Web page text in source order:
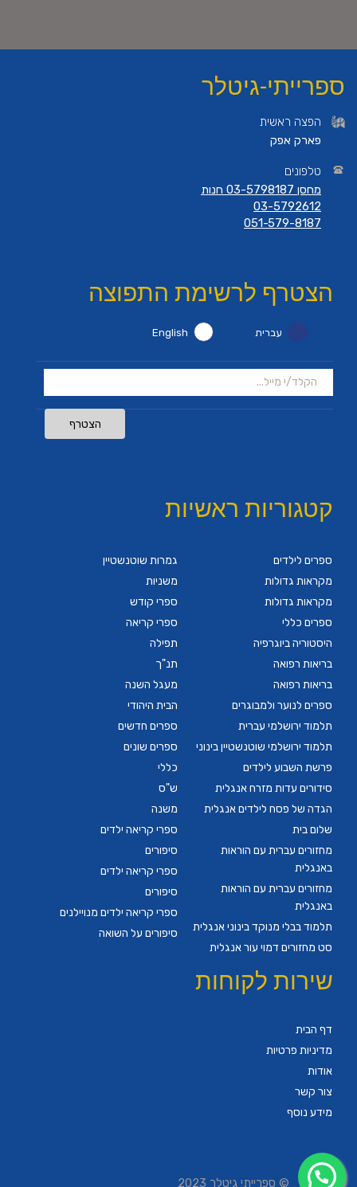
ספרייתי-גיטלר
הפצה ראשית
פארק אפק
טלפונים
מחסן 03-5798187 חנות
03-5792612
051-579-8187
הצטרף לרשימת התפוצה
עברית English
הצטרף
קטגוריות ראשיות
גמרות שוטנשטיין
משניות
ספרי קודש
ספרי קריאה
תפילה
תנ"ך
מעגל השנה
הבית היהודי
ספרים חדשים
ספרים שונים
כללי
ש"ס
משנה
ספרי קריאה ילדים
סיפורים
ספרי קריאה ילדים
סיפורים
ספרי קריאה ילדים מנויילנים
סיפורים על השואה
ספרים לילדים
מקראות גדולות
מקראות גדולות
ספרים כללי
היסטוריה ביוגרפיה
בריאות רפואה
בריאות רפואה
ספרים לנוער ולמבוגרים
תלמוד ירושלמי עברית
תלמוד ירושלמי שוטנשטיין בינוני
פרשת השבוע לילדים
סידורים עדות מזרח אנגלית
הגדה של פסח לילדים אנגלית
שלום בית
מחזורים עברית עם הוראות
באנגלית
מחזורים עברית עם הוראות
באנגלית
תלמוד בבלי מנוקד בינוני אנגלית
סט מחזורים דמוי עור אנגלית
שירות לקוחות
דף הבית
מדיניות פרטיות
אודות
צור קשר
מידע נוסף
© ספרייתי גיטלר 2023